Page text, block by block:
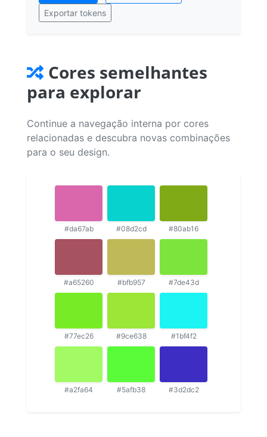
Exportar tokens
Cores semelhantes
para explorar
Continue a navegação interna por cores
relacionadas e descubra novas combinações
para o seu design.
#da67ab #08d2cd #80ab16
#a65260 #bfb957 #7de43d
#77ec26 #9ce638 #1bf4f2
#a2fa64 #5afb38 #3d2dc2